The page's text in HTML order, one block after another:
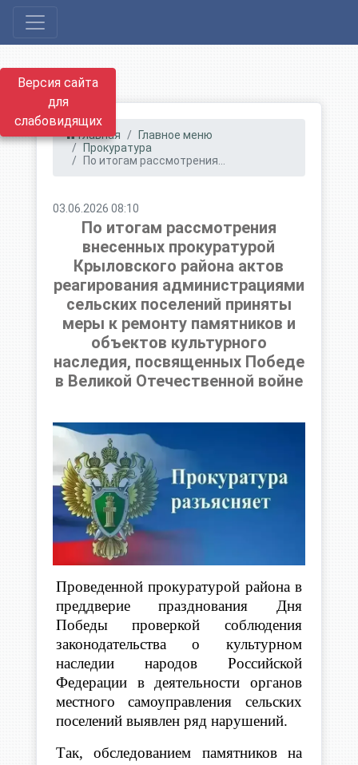
Версия сайта
для
слабовидящих
Главная
Главное меню
Прокуратура
По итогам рассмотрения...
03.06.2026 08:10
По итогам рассмотрения
внесенных прокуратурой
Крыловского района актов
реагирования администрациями
сельских поселений приняты
меры к ремонту памятников и
объектов культурного
наследия, посвященных Победе
в Великой Отечественной войне
Проведенной прокуратурой района в
преддверие празднования Дня
Победы проверкой соблюдения
законодательства о культурном
наследии народов Российской
Федерации в деятельности органов
местного самоуправления сельских
поселений выявлен ряд нарушений.
Так, обследованием памятников на